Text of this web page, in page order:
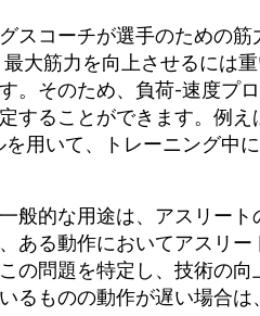
スコーチが選手のための
大筋力を向上させるには
。そのため、負荷-速度プ
することができます。例
用いて、トレーニング中
般的な用途は、アスリー
ある動作においてアスリ
の問題を特定し、技術の
るものの動作が遅い場合